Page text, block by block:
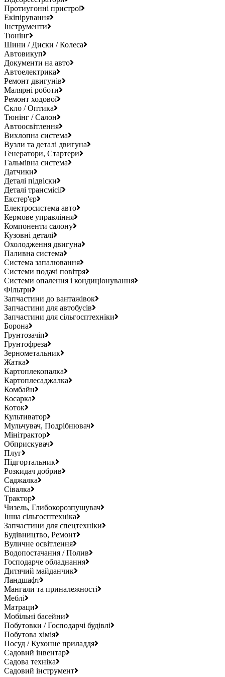
Протиугонні пристрої
Екіпірування
Інструменти
Тюнінг
Шини / Диски / Колеса
Автовикуп
Документи на авто
Автоелектрика
Ремонт двигунів
Малярні роботи
Ремонт ходової
Скло / Оптика
Тюнінг / Салон
Автоосвітлення
Вихлопна система
Вузли та деталі двигуна
Генератори, Стартери
Гальмівна система
Датчики
Деталі підвіски
Деталі трансмісії
Екстер'єр
Електросистема авто
Кермове управління
Компоненти салону
Кузовні деталі
Охолодження двигуна
Паливна система
Система запалювання
Системи подачі повітря
Системи опалення і кондиціонування
Фільтри
Запчастини до вантажівок
Запчастини для автобусів
Запчастини для сільгосптехніки
Борона
Грунтозачіп
Грунтофреза
Зернометальник
Жатка
Картоплекопалка
Картоплесаджалка
Комбайн
Косарка
Коток
Культиватор
Мульчувач, Подрібнювач
Мінітрактор
Обприскувач
Плуг
Підгортальник
Розкидач добрив
Саджалка
Сівалка
Трактор
Чизель, Глибокорозпушувач
Інша сільгосптехніка
Запчастини для спецтехніки
Будівництво, Ремонт
Вуличне освітлення
Водопостачання / Полив
Господарче обладнання
Дитячий майданчик
Ландшафт
Мангали та приналежності
Меблі
Матраци
Мобільні басейни
Побутовки / Господарчі будівлі
Побутова хімія
Посуд / Кухонне приладдя
Садовий інвентар
Садова техніка
Садовий інструмент